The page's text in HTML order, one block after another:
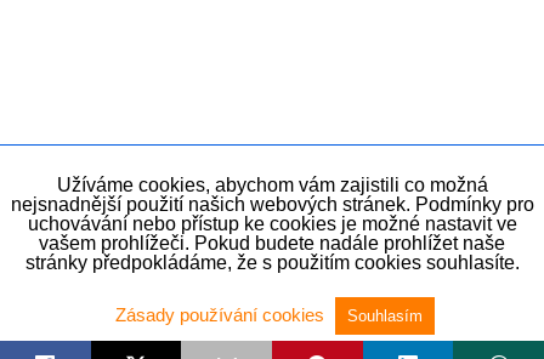
Užíváme cookies, abychom vám zajistili co možná
nejsnadnější použití našich webových stránek. Podmínky pro
uchovávání nebo přístup ke cookies je možné nastavit ve
vašem prohlížeči. Pokud budete nadále prohlížet naše
stránky předpokládáme, že s použitím cookies souhlasíte.
Zásady používání cookies Souhlasím